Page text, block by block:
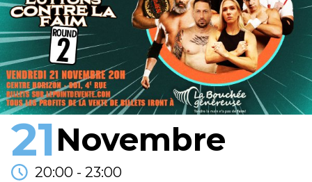
21Novembre
20:00 - 23:00